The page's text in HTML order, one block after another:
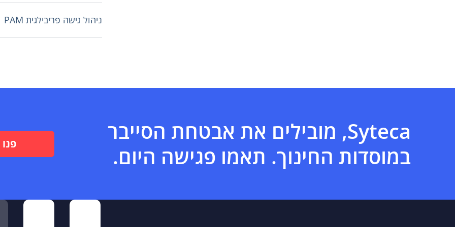
ניהול גישה פריבילגית PAM
Syteca, מובילים את אבטחת הסייבר
במוסדות החינוך. תאמו פגישה היום.